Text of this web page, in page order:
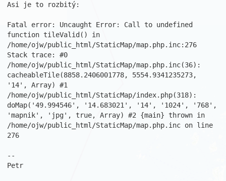
Asi je to rozbitý:
Fatal error: Uncaught Error: Call to undefined
function tileValid() in
/home/ojw/public_html/StaticMap/map.php.inc:276
Stack trace: #0
/home/ojw/public_html/StaticMap/map.php.inc(36):
cacheableTile(8858.2406001778, 5554.9341235273,
'14', Array) #1
/home/ojw/public_html/StaticMap/index.php(318):
doMap('49.994546', '14.683021', '14', '1024', '768',
'mapnik', 'jpg', true, Array) #2 {main} thrown in
/home/ojw/public_html/StaticMap/map.php.inc on line
276
--
Petr